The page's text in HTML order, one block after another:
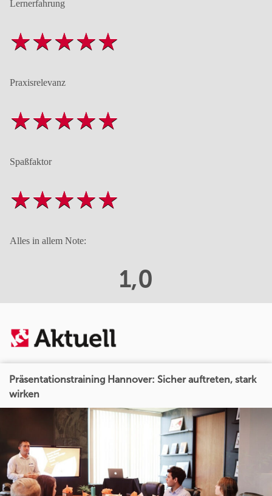
Lernerfahrung
Praxisrelevanz
Spaßfaktor
Alles in allem Note:
1,0
Präsentationstraining Hannover: Sicher auftreten, stark
wirken